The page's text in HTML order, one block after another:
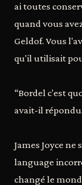
ai toutes
quand vous
Geldof. Vous
qu'il utilisait
“Bordel c'est
avait-il répondu.
James Joyce
language
changé le